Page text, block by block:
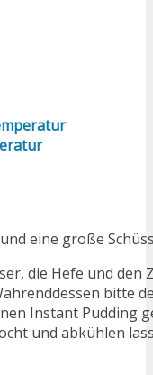
eine große
die Hefe und den
bitte
Instant Pudding
und abkühlen